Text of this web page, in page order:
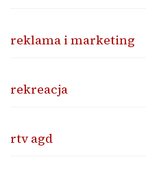
reklama i marketing
rekreacja
rtv agd